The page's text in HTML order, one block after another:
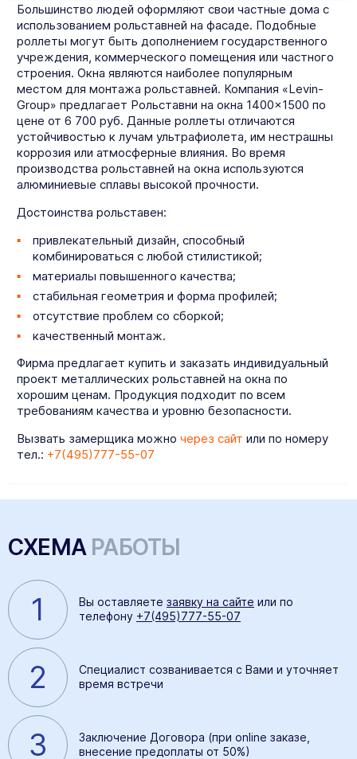
Большинство людей оформляют свои частные дома с
использованием рольставней на фасаде. Подобные
роллеты могут быть дополнением государственного
учреждения, коммерческого помещения или частного
строения. Окна являются наиболее популярным
местом для монтажа рольставней. Компания «Levin-
Group» предлагает Рольставни на окна 1400×1500 по
цене от 6 700 руб. Данные роллеты отличаются
устойчивостью к лучам ультрафиолета, им нестрашны
коррозия или атмосферные влияния. Во время
производства рольставней на окна используются
алюминиевые сплавы высокой прочности.
Достоинства рольставен:
привлекательный дизайн, способный
комбинироваться с любой стилистикой;
материалы повышенного качества;
стабильная геометрия и форма профилей;
отсутствие проблем со сборкой;
качественный монтаж.
Фирма предлагает купить и заказать индивидуальный
проект металлических рольставней на окна по
хорошим ценам. Продукция подходит по всем
требованиям качества и уровню безопасности.
Вызвать замерщика можно через сайт или по номеру
тел.: +7(495)777-55-07
СХЕМА РАБОТЫ
1 Вы оставляете заявку на сайте или по
телефону +7(495)777-55-07
2
Специалист созванивается с Вами и уточняет
время встречи
3
Заключение Договора (при online заказе,
внесение предоплаты от 50%)